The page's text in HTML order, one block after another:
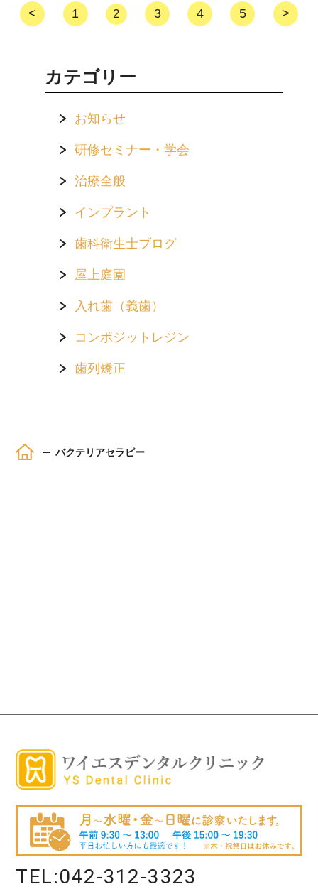
< 1 2 3 4 5 >
カテゴリー
お知らせ
研修セミナー・学会
治療全般
インプラント
歯科衛生士ブログ
屋上庭園
入れ歯（義歯）
コンポジットレジン
歯列矯正
ホーム バクテリアセラピー
TEL:042-312-3323